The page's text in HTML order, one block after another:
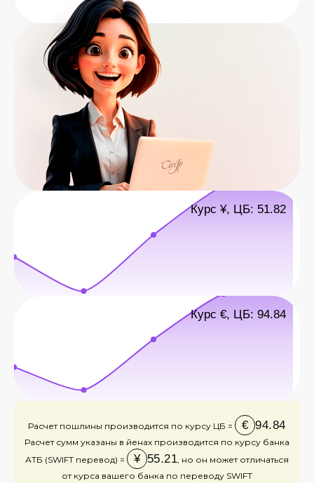
Курс ¥, ЦБ: 51.82
Курс €, ЦБ: 94.84
Расчет пошлины производится по курсу ЦБ = € 94.84
Расчет сумм указаны в йенах производится по курсу банка
АТБ (SWIFT перевод) =
¥ 55.21 , но он может отличаться
от курса вашего банка по переводу SWIFT